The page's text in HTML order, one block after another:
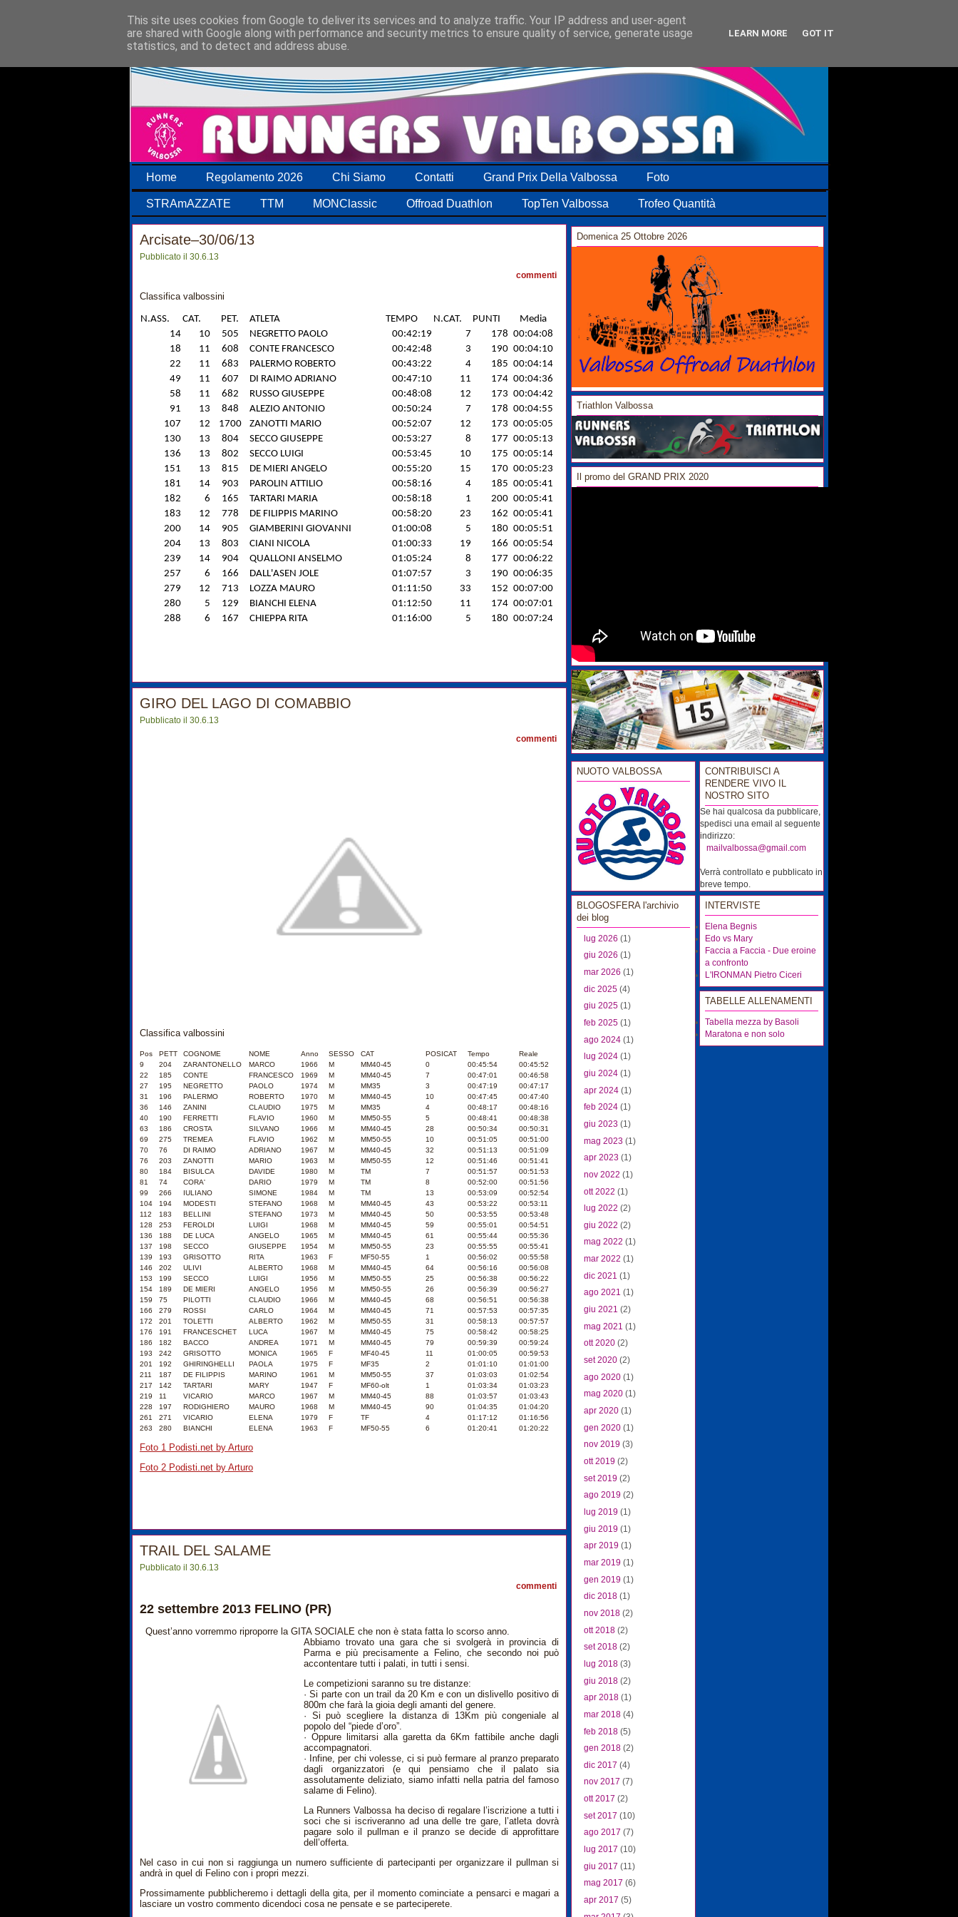
Home Regolamento 2026 Chi Siamo Contatti Grand Prix Della Valbossa Foto
STRAmAZZATE TTM MONClassic Offroad Duathlon TopTen Valbossa Trofeo Quantità
Arcisate–30/06/13
Pubblicato il 30.6.13
commenti
Classifica valbossini
N.ASS. CAT. PET. ATLETA TEMPO N.CAT. PUNTI
Media
14
10 505 NEGRETTO PAOLO 00:42:19 7 178 00:04:08
18
11 608 CONTE FRANCESCO 00:42:48 3 190 00:04:10
22
11 683 PALERMO ROBERTO 00:43:22 4 185 00:04:14
49
11 607 DI RAIMO ADRIANO 00:47:10 11 174 00:04:36
58
11 682 RUSSO GIUSEPPE 00:48:08 12 173 00:04:42
91
13 848 ALEZIO ANTONIO 00:50:24 7 178 00:04:55
107
12 1700 ZANOTTI MARIO 00:52:07 12 173 00:05:05
130
13 804 SECCO GIUSEPPE 00:53:27 8 177 00:05:13
136
13 802 SECCO LUIGI 00:53:45 10 175 00:05:14
151
13 815 DE MIERI ANGELO 00:55:20 15 170 00:05:23
181
14 903 PAROLIN ATTILIO 00:58:16 4 185 00:05:41
182
6 165 TARTARI MARIA 00:58:18 1 200 00:05:41
183
12 778 DE FILIPPIS MARINO 00:58:20 23 162 00:05:41
200
14 905 GIAMBERINI GIOVANNI 01:00:08 5 180 00:05:51
204
13 803 CIANI NICOLA 01:00:33 19 166 00:05:54
239
14 904 QUALLONI ANSELMO 01:05:24 8 177 00:06:22
257
6 166 DALL'ASEN JOLE 01:07:57 3 190 00:06:35
279
12 713 LOZZA MAURO 01:11:50 33 152 00:07:00
280
5 129 BIANCHI ELENA 01:12:50 11 174 00:07:01
288
6 167 CHIEPPA RITA 01:16:00 5 180 00:07:24
GIRO DEL LAGO DI COMABBIO
Pubblicato il 30.6.13
commenti
Classifica valbossini
Pos PETT COGNOME NOME Anno SESSO CAT POSICAT Tempo
Reale
9
204 ZARANTONELLO MARCO 1966 M MM40-45 0 00:45:54
00:45:52
22
185 CONTE FRANCESCO 1969 M MM40-45 7 00:47:01
00:46:58
27
195 NEGRETTO PAOLO 1974 M MM35 3 00:47:19
00:47:17
31
196 PALERMO ROBERTO 1970 M MM40-45 10 00:47:45
00:47:40
36
146 ZANINI CLAUDIO 1975 M MM35 4 00:48:17
00:48:16
40
190 FERRETTI FLAVIO 1960 M MM50-55 5 00:48:41
00:48:38
63
186 CROSTA SILVANO 1966 M MM40-45 28 00:50:34
00:50:31
69
275 TREMEA FLAVIO 1962 M MM50-55 10 00:51:05
00:51:00
70
76 DI RAIMO ADRIANO 1967 M MM40-45 32 00:51:13
00:51:09
76
203 ZANOTTI MARIO 1963 M MM50-55 12 00:51:46
00:51:41
80
184 BISULCA DAVIDE 1980 M TM 7 00:51:57
00:51:53
81
74 CORA' DARIO 1979 M TM 8 00:52:00
00:51:56
99
266 IULIANO SIMONE 1984 M TM 13 00:53:09
00:52:54
104
194 MODESTI STEFANO 1968 M MM40-45 43 00:53:22
00:53:11
112
183 BELLINI STEFANO 1973 M MM40-45 50 00:53:55
00:53:48
128
253 FEROLDI LUIGI 1968 M MM40-45 59 00:55:01
00:54:51
136
188 DE LUCA ANGELO 1965 M MM40-45 61 00:55:44
00:55:36
137
198 SECCO GIUSEPPE 1954 M MM50-55 23 00:55:55
00:55:41
139
193 GRISOTTO RITA 1963 F MF50-55 1 00:56:02
00:55:58
146
202 ULIVI ALBERTO 1968 M MM40-45 64 00:56:16
00:56:08
153
199 SECCO LUIGI 1956 M MM50-55 25 00:56:38
00:56:22
154
189 DE MIERI ANGELO 1956 M MM50-55 26 00:56:39
00:56:27
159
75 PILOTTI CLAUDIO 1966 M MM40-45 68 00:56:51
00:56:38
166
279 ROSSI CARLO 1964 M MM40-45 71 00:57:53
00:57:35
172
201 TOLETTI ALBERTO 1962 M MM50-55 31 00:58:13
00:57:57
176
191 FRANCESCHET LUCA 1967 M MM40-45 75 00:58:42
00:58:25
186
182 BACCO ANDREA 1971 M MM40-45 79 00:59:39
00:59:24
193
242 GRISOTTO MONICA 1965 F MF40-45 11 01:00:05
00:59:53
201
192 GHIRINGHELLI PAOLA 1975 F MF35 2 01:01:10
01:01:00
211
187 DE FILIPPIS MARINO 1961 M MM50-55 37 01:03:03
01:02:54
217
142 TARTARI MARY 1947 F MF60-olt 1 01:03:34
01:03:23
219
11 VICARIO MARCO 1967 M MM40-45 88 01:03:57
01:03:43
228
197 RODIGHIERO MAURO 1968 M MM40-45 90 01:04:35
01:04:20
261
271 VICARIO ELENA 1979 F TF 4 01:17:12
01:16:56
263
280 BIANCHI ELENA 1963 F MF50-55 6 01:20:41 01:20:22
Foto 1 Podisti.net by Arturo
Foto 2 Podisti.net by Arturo
TRAIL DEL SALAME
Pubblicato il 30.6.13
commenti
22 settembre 2013 FELINO (PR)
Quest’anno vorremmo riproporre la GITA SOCIALE che non è stata fatta lo scorso anno.
Abbiamo trovato una gara che si svolgerà in provincia di
Parma e più precisamente a Felino, che secondo noi può
accontentare tutti i palati, in tutti i sensi.
Le competizioni saranno su tre distanze:
· Si parte con un trail da 20 Km e con un dislivello positivo di
800m che farà la gioia degli amanti del genere.
· Si può scegliere la distanza di 13Km più congeniale al
popolo del “piede d’oro”.
· Oppure limitarsi alla garetta da 6Km fattibile anche dagli
accompagnatori.
· Infine, per chi volesse, ci si può fermare al pranzo preparato
dagli organizzatori (e qui pensiamo che il palato sia
assolutamente deliziato, siamo infatti nella patria del famoso
salame di Felino).
La Runners Valbossa ha deciso di regalare l’iscrizione a tutti i
soci che si iscriveranno ad una delle tre gare, l’atleta dovrà
pagare solo il pullman e il pranzo se decide di approfittare
dell’offerta.
Nel caso in cui non si raggiunga un numero sufficiente di partecipanti per organizzare il pullman si
andrà in quel di Felino con i propri mezzi.
Prossimamente pubblicheremo i dettagli della gita, per il momento cominciate a pensarci e magari a
lasciare un vostro commento dicendoci cosa ne pensate e se parteciperete.
Domenica 25 Ottobre 2026
Triathlon Valbossa
Il promo del GRAND PRIX 2020
NUOTO VALBOSSA
BLOGOSFERA l'archivio
dei blog
lug 2026 (1)
giu 2026 (1)
mar 2026 (1)
dic 2025 (4)
giu 2025 (1)
feb 2025 (1)
ago 2024 (1)
lug 2024 (1)
giu 2024 (1)
apr 2024 (1)
feb 2024 (1)
giu 2023 (1)
mag 2023 (1)
apr 2023 (1)
nov 2022 (1)
ott 2022 (1)
lug 2022 (2)
giu 2022 (2)
mag 2022 (1)
mar 2022 (1)
dic 2021 (1)
ago 2021 (1)
giu 2021 (2)
mag 2021 (1)
ott 2020 (2)
set 2020 (2)
ago 2020 (1)
mag 2020 (1)
apr 2020 (1)
gen 2020 (1)
nov 2019 (3)
ott 2019 (2)
set 2019 (2)
ago 2019 (2)
lug 2019 (1)
giu 2019 (1)
apr 2019 (1)
mar 2019 (1)
gen 2019 (1)
dic 2018 (1)
nov 2018 (2)
ott 2018 (2)
set 2018 (2)
lug 2018 (3)
giu 2018 (2)
apr 2018 (1)
mar 2018 (4)
feb 2018 (5)
gen 2018 (2)
dic 2017 (4)
nov 2017 (7)
ott 2017 (2)
set 2017 (10)
ago 2017 (7)
lug 2017 (10)
giu 2017 (11)
mag 2017 (6)
apr 2017 (5)
CONTRIBUISCI A
RENDERE VIVO IL
NOSTRO SITO
Se hai qualcosa da pubblicare,
spedisci una email al seguente
indirizzo:
mailvalbossa@gmail.com
Verrà controllato e pubblicato in
breve tempo.
INTERVISTE
Elena Begnis
Edo vs Mary
Faccia a Faccia - Due eroine
a confronto
L'IRONMAN Pietro Ciceri
TABELLE ALLENAMENTI
Tabella mezza by Basoli
Maratona e non solo
This site uses cookies from Google to deliver its services and to analyze traffic. Your IP address and user-agent
are shared with Google along with performance and security metrics to ensure quality of service, generate usage
statistics, and to detect and address abuse.
LEARN MORE GOT IT